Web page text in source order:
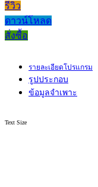
รีวิว
ดาวน์โหลด
สั่งซื้อ
รายละเอียดโปรแกรม
รูปประกอบ
ข้อมูลจำเพาะ
Text Size